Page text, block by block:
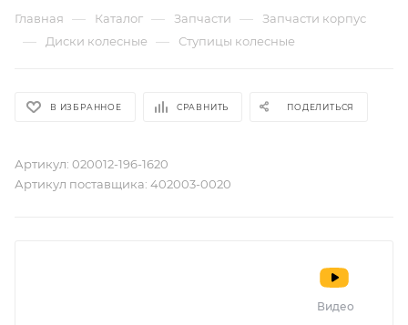
Главная — Каталог — Запчасти — Запчасти корпус
— Диски колесные — Ступицы колесные
В ИЗБРАННОЕ СРАВНИТЬ ПОДЕЛИТЬСЯ
Артикул: 020012-196-1620
Артикул поставщика: 402003-0020
Видео